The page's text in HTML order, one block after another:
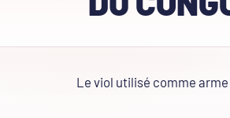
Le viol utilisé comme